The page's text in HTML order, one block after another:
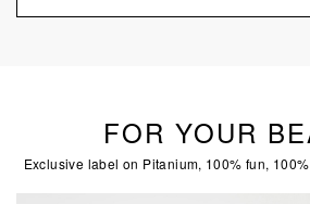
FOR YOUR
Exclusive label on Pitanium, 100% fun,